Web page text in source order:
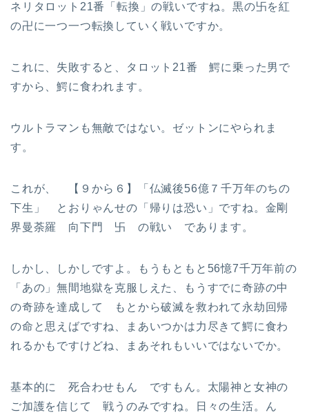
ネリタロット21番「転換」の戦いですね。黒の卐を紅
の卍に一つ一つ転換していく戦いですか。
これに、失敗すると、タロット21番 鰐に乗った男で
すから、鰐に食われます。
ウルトラマンも無敵ではない。ゼットンにやられま
す。
これが、 【９から６】「仏滅後56億７千万年のちの
下生」 とおりゃんせの「帰りは恐い」ですね。金剛
界曼荼羅 向下門 卐 の戦い であります。
しかし、しかしですよ。もうもともと56憶7千万年前の
「あの」無間地獄を克服しえた、もうすでに奇跡の中
の奇跡を達成して もとから破滅を救われて永劫回帰
の命と思えばですね、まあいつかは力尽きて鰐に食わ
れるかもですけどね、まあそれもいいではないでか。
基本的に 死合わせもん ですもん。太陽神と女神の
ご加護を信じて 戦うのみですね。日々の生活。ん